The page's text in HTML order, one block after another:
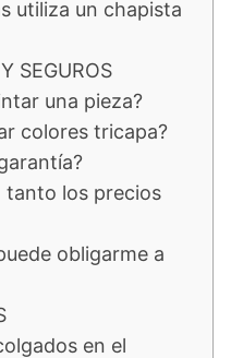
utiliza un chapista
SEGUROS
una pieza?
colores tricapa?
tanto los precios
obligarme a
en el